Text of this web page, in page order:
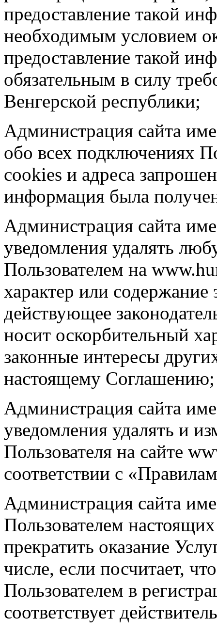
предоставление такой
необходимым условием
предоставление такой
обязательным в силу
Венгерской республики;
Администрация сайта
обо всех подключениях
cookies и адреса
информация была
Администрация сайта
уведомления удалять
Пользователем на
характер или
действующее
носит оскорбительный
законные интересы
настоящему Соглашению;
Администрация сайта
уведомления удалять и
Пользователя на сайте
соответствии с
Администрация сайта
Пользователем
прекратить оказание
числе, если посчитает,
Пользователем в
соответствует